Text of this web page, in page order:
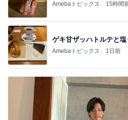
Amebaトピックス 15時間
ゲキ甘ザッハトルテと
Amebaトピックス 1日前